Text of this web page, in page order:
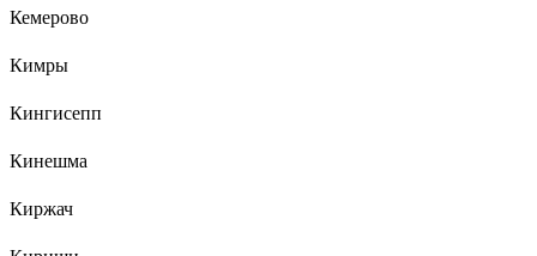
Кемерово
Кимры
Кингисепп
Кинешма
Киржач